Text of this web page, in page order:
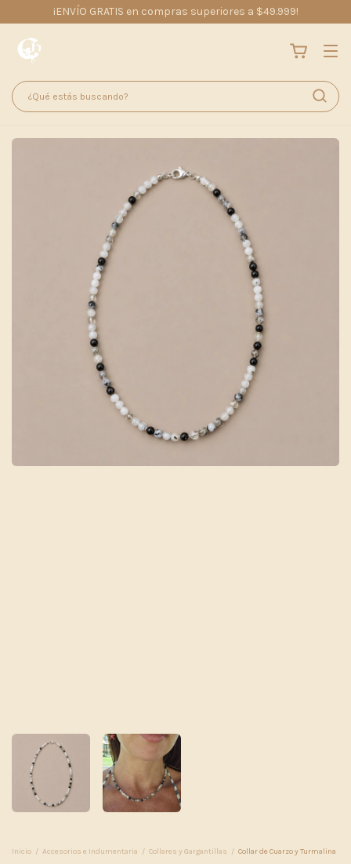
¡ENVÍO GRATIS en compras superiores a $49.999!
Inicio / Accesorios e Indumentaria / Collares y Gargantillas / Collar de Cuarzo y Turmalina